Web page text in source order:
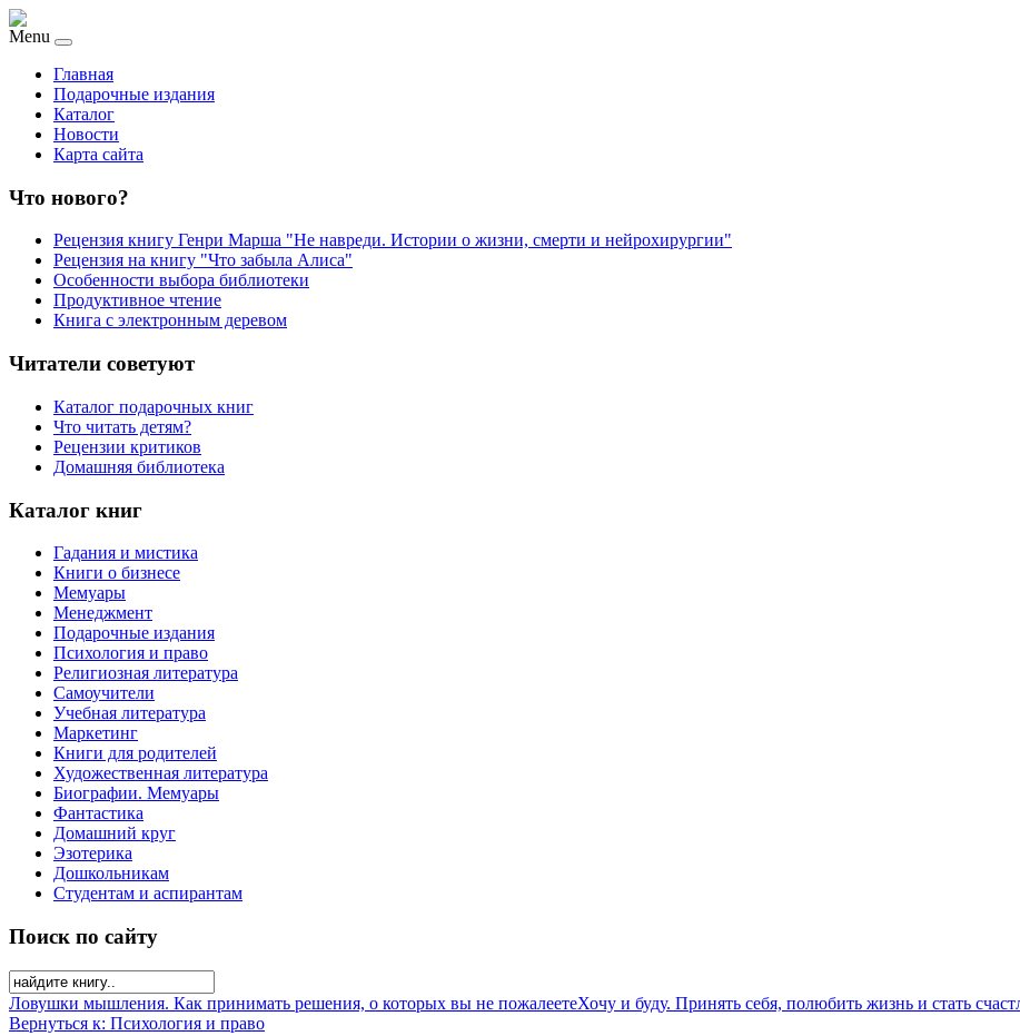
Menu
Главная
Подарочные издания
Каталог
Новости
Карта сайта
Что нового?
Рецензия книгу Генри Марша "Не навреди. Истории о жизни, смерти и нейрохирургии"
Рецензия на книгу "Что забыла Алиса"
Особенности выбора библиотеки
Продуктивное чтение
Книга с электронным деревом
Читатели советуют
Каталог подарочных книг
Что читать детям?
Рецензии критиков
Домашняя библиотека
Каталог книг
Гадания и мистика
Книги о бизнесе
Мемуары
Менеджмент
Подарочные издания
Психология и право
Религиозная литература
Самоучители
Учебная литература
Маркетинг
Книги для родителей
Художественная литература
Биографии. Мемуары
Фантастика
Домашний круг
Эзотерика
Дошкольникам
Студентам и аспирантам
Поиск по сайту
Ловушки мышления. Как принимать решения, о которых вы не пожалеетеХочу и буду. Принять себя, полюбить жизнь и стать
Вернуться к: Психология и право